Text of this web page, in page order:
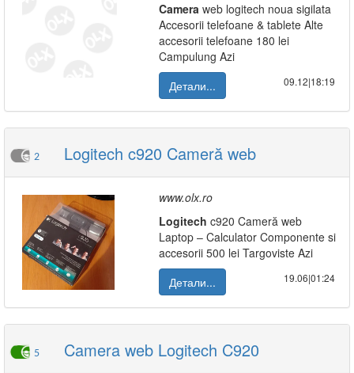
Camera web logitech noua sigilata
Accesorii telefoane & tablete Alte
accesorii telefoane 180 lei
Campulung Azi
Детали...
09.12|18:19
2 Logitech c920 Cameră web
www.olx.ro
Logitech c920 Cameră web
Laptop – Calculator Componente si
accesorii 500 lei Targoviste Azi
Детали...
19.06|01:24
5 Camera web Logitech C920